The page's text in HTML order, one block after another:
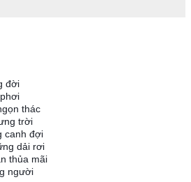
đời
thác
trời
canh đợi
dải rơi
thủa mãi
người